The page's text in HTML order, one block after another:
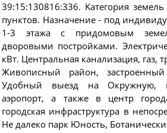
39:15:130816:336. Kатeгоpия
пунктов. Назначение - под
1-3 этажа с придомовым
дворовыми постройками.
кВт. Центральная канализация, газ,
Живописный район,
Удобный выезд на Окружную,
аэропорт, а также в центр
городская инфраструктура в
Не далеко парк Юность,